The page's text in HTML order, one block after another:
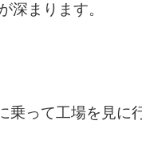
深まります。
って工場を見に